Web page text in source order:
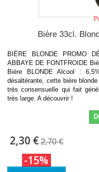
Bière 33cl.
BIÈRE BLONDE PROMO
ABBAYE DE FONTFROIDE
Bière BLONDE Alcool :
désaltérante, cette bière
très consensuelle qui fait
très large. A découvrir !
2,30 € 2,70 €
-15%